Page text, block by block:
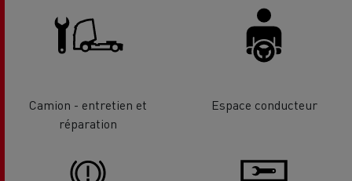
Camion - entretien et
réparation
Espace conducteur